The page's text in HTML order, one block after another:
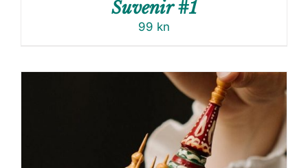
Suvenir #1
99 kn